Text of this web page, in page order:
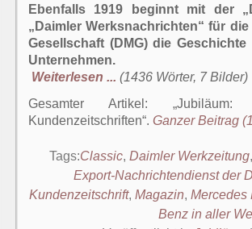
Ebenfalls 1919 beginnt mit der
„Daimler Werksnachrichten“ für
Gesellschaft (DMG) die
Unternehmen.
Weiterlesen ... (1436 Wörter, 7 Bilder)
Gesamter Artikel:
Kundenzeitschriften . Ganzer Beitrag
Tags:Classic, Daimler Werkzeitung
Export-Nachrichtendienst der
Kundenzeitschrift, Magazin, Mercedes
Benz in aller